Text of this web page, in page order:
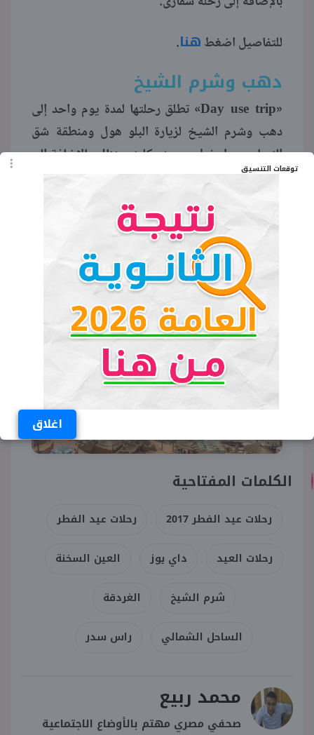
توقعات التنسيق
اغلاق
للتفاصيل اضغطهنا.
دهب وشرم الشيخ
«
Day use trip» تطلق رحلتها لمدة يوم واحد إلى
دهب وشرم الشيخ لزيارة البلو هول ومنطقة شق
الثعبان وعمل غطس وسنوركلينج هناك، بالإضافة إلى
رحلة لوادى الطويلات بالبيتش باجى.. كل ذلك بسعر
للاشتراك ومزيد من التفاصيل اضغط
اقرأ المزيد:
رحلات عيد الفطر.. «داى يوز»
في العين السخنة هيفصلك من ضغط الشغل
الكلمات المفتاحية
رحلات عيد الفطر 2017 رحلات عيد الفطر
رحلات العيد داي يوز العين السخنة
شرم الشيخ الغردقة
الساحل الشمالي راس سدر
محمد ربيع
صحفي مصري مهتم بالأوضاع الاجتماعية